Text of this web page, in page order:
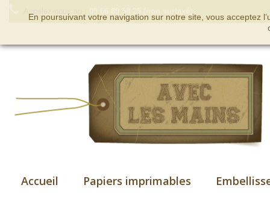
Accueil Papiers imprimables
En poursuivant votre navigation sur notre site, vous acceptez